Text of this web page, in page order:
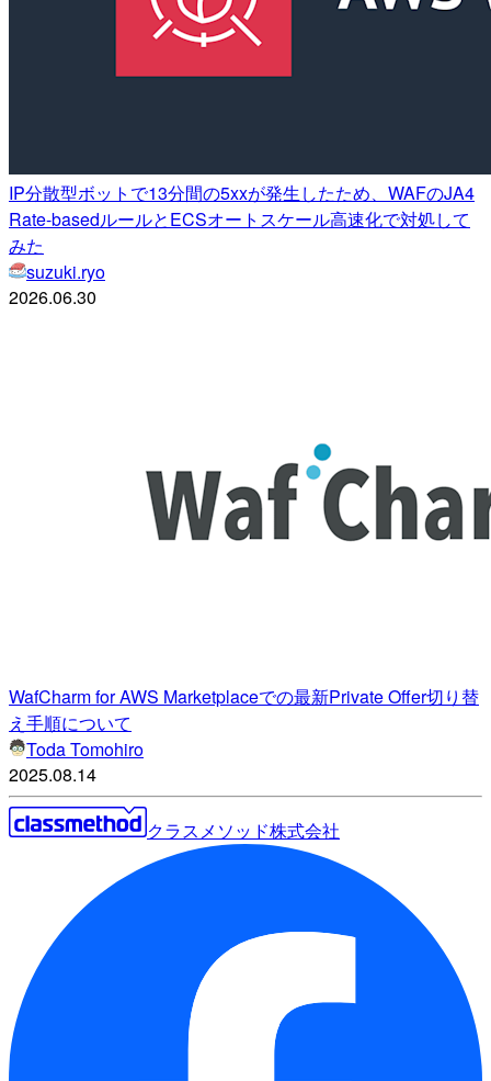
IP分散型ボットで13分間の5xxが発生したため、WAFのJA4
Rate-basedルールとECSオートスケール高速化で対処して
みた
suzuki.ryo
2026.06.30
WafCharm for AWS Marketplaceでの最新Private Offer切り替
え手順について
Toda Tomohiro
2025.08.14
クラスメソッド株式会社